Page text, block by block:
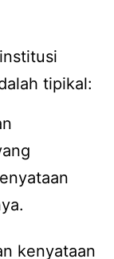
tipikal:
kenyataan